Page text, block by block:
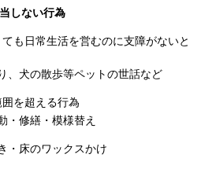
しない行為
も日常生活を営むのに支障がないと
、犬の散歩等ペットの世話など
を超える行為
・修繕・模様替え
・床のワックスかけ